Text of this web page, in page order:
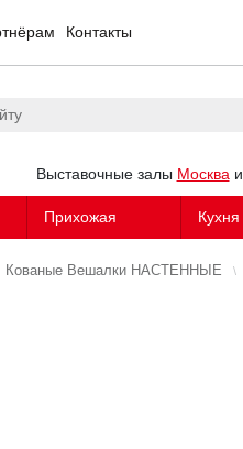
Контакты
Выставочные залы Москва и
Прихожая Кухня
Кованые Вешалки НАСТЕННЫЕ